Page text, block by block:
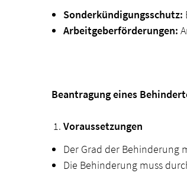
Sonderkündigungsschutz:
Arbeitgeberförderungen:
Beantragung eines
Voraussetzungen
Der Grad der Behinderung
Die Behinderung muss